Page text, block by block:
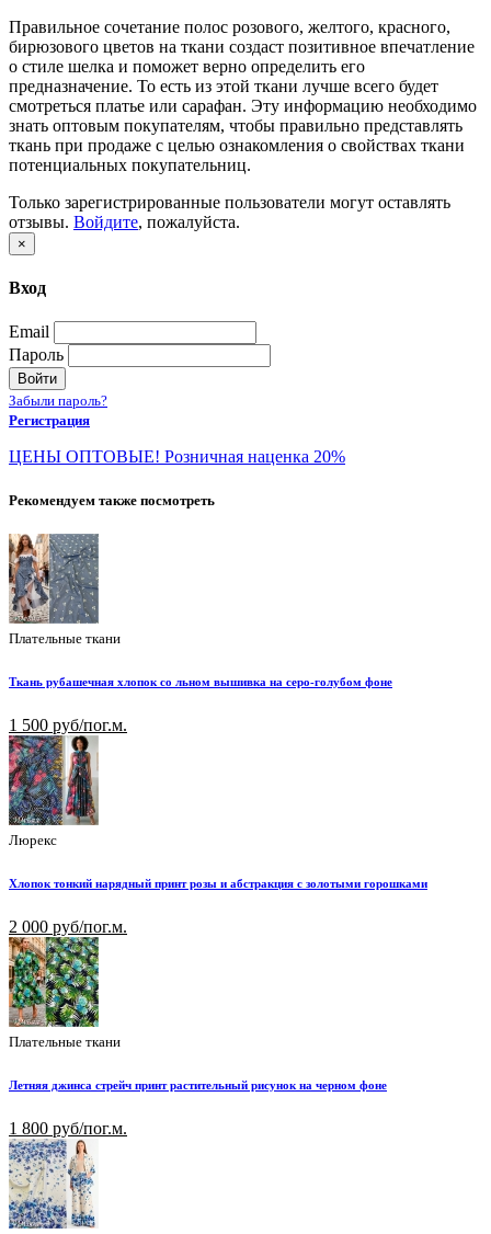
Правильное сочетание полос розового, желтого, красного,
бирюзового цветов на ткани создаст позитивное впечатление
о стиле шелка и поможет верно определить его
предназначение. То есть из этой ткани лучше всего будет
смотреться платье или сарафан. Эту информацию необходимо
знать оптовым покупателям, чтобы правильно представлять
ткань при продаже с целью ознакомления о свойствах ткани
потенциальных покупательниц.
Только зарегистрированные пользователи могут оставлять
отзывы. Войдите, пожалуйста.
×
Вход
Email
Пароль
Войти
Забыли пароль?
Регистрация
ЦЕНЫ ОПТОВЫЕ! Розничная наценка 20%
Рекомендуем также посмотреть
Плательные ткани
Ткань рубашечная хлопок со льном вышивка на серо-голубом фоне
1 500 руб/пог.м.
Люрекс
Хлопок тонкий нарядный принт розы и абстракция с золотыми горошками
2 000 руб/пог.м.
Плательные ткани
Летняя джинса стрейч принт растительный рисунок на черном фоне
1 800 руб/пог.м.